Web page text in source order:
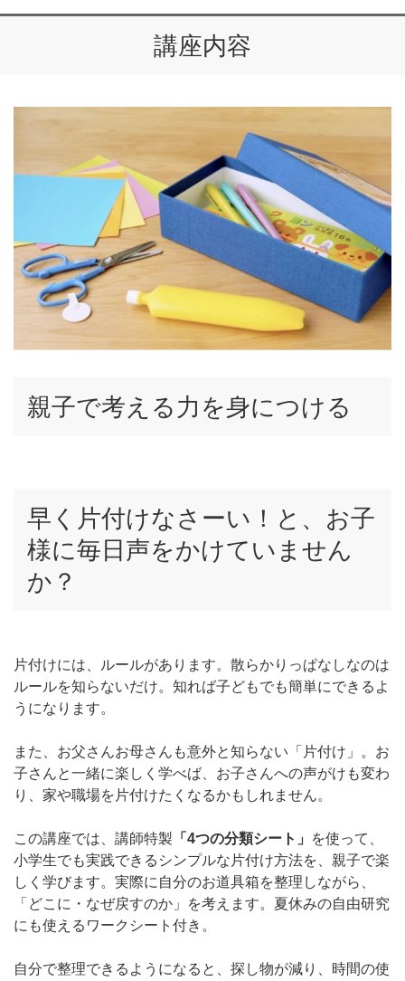
講座内容
親子で考える力を身につける
早く片付けなさーい！と、お子
様に毎日声をかけていません
か？
片付けには、ルールがあります。散らかりっぱなしなのは
ルールを知らないだけ。知れば子どもでも簡単にできるよ
うになります。
また、お父さんお母さんも意外と知らない「片付け」。お
子さんと一緒に楽しく学べば、お子さんへの声がけも変わ
り、家や職場を片付けたくなるかもしれません。
この講座では、講師特製 「4つの分類シート」
を使って、
小学生でも実践できるシンプルな片付け方法を、親子で楽
しく学びます。実際に自分のお道具箱を整理しながら、
「どこに・なぜ戻すのか」を考えます。夏休みの自由研究
にも使えるワークシート付き。
自分で整理できるようになると、探し物が減り、時間の使